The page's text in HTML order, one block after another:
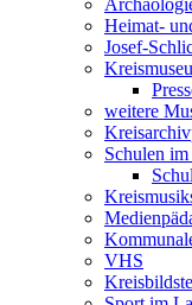
Heimat-
Josef-
weitere
Schulen
VHS